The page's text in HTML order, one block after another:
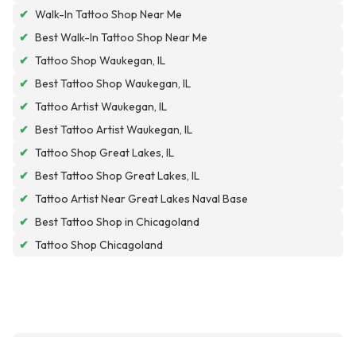
✔ Walk-In Tattoo Shop Near Me
✔ Best Walk-In Tattoo Shop Near Me
✔ Tattoo Shop Waukegan, IL
✔ Best Tattoo Shop Waukegan, IL
✔ Tattoo Artist Waukegan, IL
✔ Best Tattoo Artist Waukegan, IL
✔ Tattoo Shop Great Lakes, IL
✔ Best Tattoo Shop Great Lakes, IL
✔ Tattoo Artist Near Great Lakes Naval Base
✔ Best Tattoo Shop in Chicagoland
✔ Tattoo Shop Chicagoland